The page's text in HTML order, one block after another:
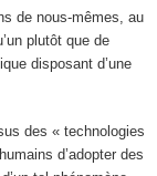
de nous-mêmes, au
plutôt que de
disposant d’une
des « technologies
d’adopter des